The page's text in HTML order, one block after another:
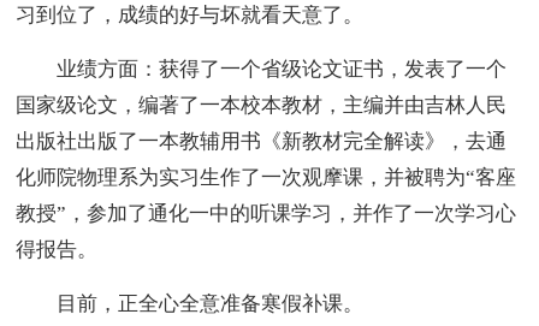
习到位了，成绩的好与坏就看天意了。
业绩方面：获得了一个省级论文证书，发表了一个
国家级论文，编著了一本校本教材，主编并由吉林人民
出版社出版了一本教辅用书《新教材完全解读》，去通
化师院物理系为实习生作了一次观摩课，并被聘为“客座
教授”，参加了通化一中的听课学习，并作了一次学习心
得报告。
目前，正全心全意准备寒假补课。